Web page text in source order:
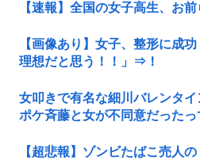
【速報】全国の女子高生、お
【画像あり】女子、整形に成
理想だと思う！！」⇒！
女叩きで有名な細川バレンタ
ポケ斉藤と女が不同意だった
【超悲報】ゾンビたばこ売人